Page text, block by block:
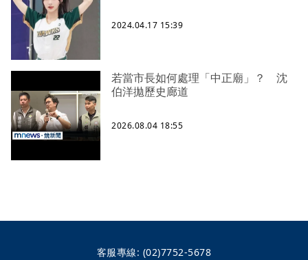
2024.04.17 15:39
若當市長如何處理「中正廟」？ 沈
伯洋拋歷史廊道
2026.08.04 18:55
客服專線: (02)7752-5678